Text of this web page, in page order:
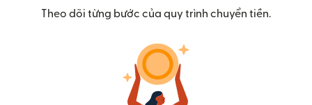
Theo dõi từng bước của quy trình chuyển tiền.